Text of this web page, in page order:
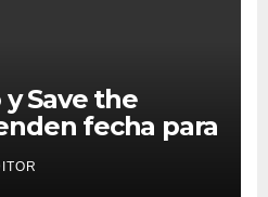
Save the
fecha para
de